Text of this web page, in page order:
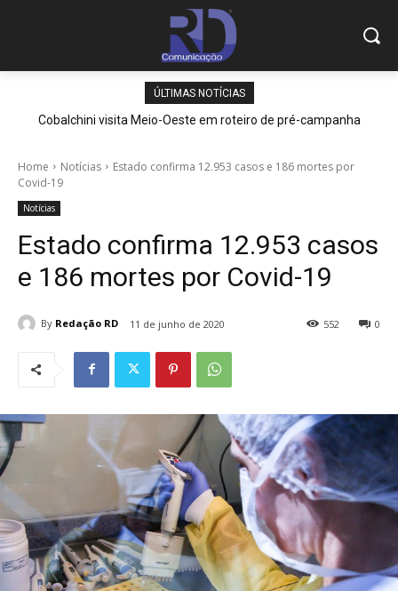
ÚLTIMAS NOTÍCIAS
Cobalchini visita Meio-Oeste em roteiro de pré-campanha
Home Notícias
Estado confirma 12.953 casos e 186 mortes por
Covid-19
Notícias
Estado confirma 12.953 casos
e 186 mortes por Covid-19
By Redação RD 11 de junho de 2020 0
552